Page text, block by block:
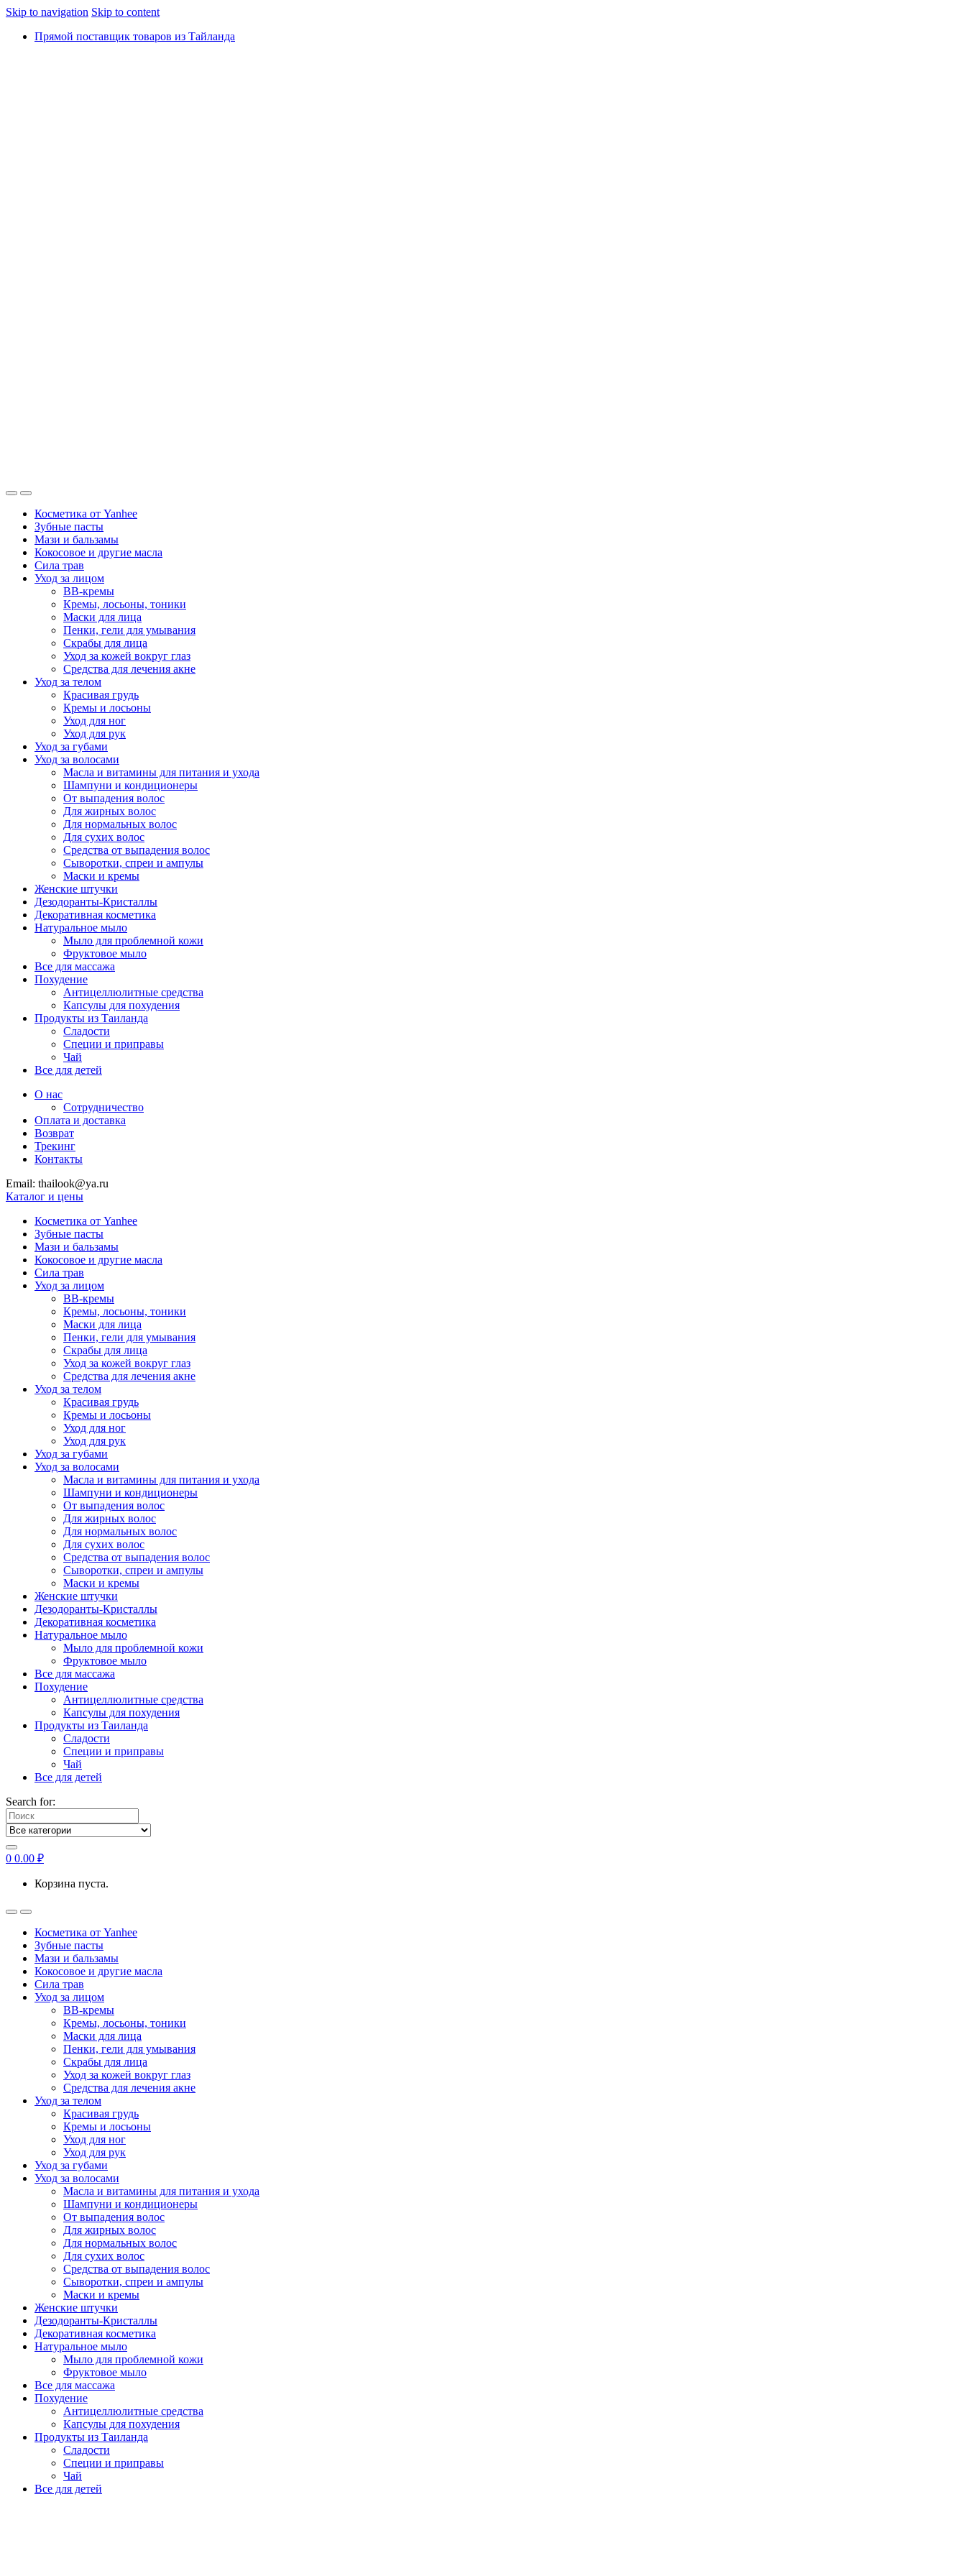
Skip to navigation Skip to content
Прямой поставщик товаров из Тайланда
Косметика от Yanhee
Зубные пасты
Мази и бальзамы
Кокосовое и другие масла
Сила трав
Уход за лицом
BB-кремы
Кремы, лосьоны, тоники
Маски для лица
Пенки, гели для умывания
Скрабы для лица
Уход за кожей вокруг глаз
Средства для лечения акне
Уход за телом
Красивая грудь
Кремы и лосьоны
Уход для ног
Уход для рук
Уход за губами
Уход за волосами
Масла и витамины для питания и ухода
Шампуни и кондиционеры
От выпадения волос
Для жирных волос
Для нормальных волос
Для сухих волос
Средства от выпадения волос
Сыворотки, спреи и ампулы
Маски и кремы
Женские штучки
Дезодоранты-Кристаллы
Декоративная косметика
Натуральное мыло
Мыло для проблемной кожи
Фруктовое мыло
Все для массажа
Похудение
Антицеллюлитные средства
Капсулы для похудения
Продукты из Таиланда
Сладости
Специи и приправы
Чай
Все для детей
О нас
Сотрудничество
Оплата и доставка
Возврат
Трекинг
Контакты
Email: thailook@ya.ru
Каталог и цены
Косметика от Yanhee
Зубные пасты
Мази и бальзамы
Кокосовое и другие масла
Сила трав
Уход за лицом
BB-кремы
Кремы, лосьоны, тоники
Маски для лица
Пенки, гели для умывания
Скрабы для лица
Уход за кожей вокруг глаз
Средства для лечения акне
Уход за телом
Красивая грудь
Кремы и лосьоны
Уход для ног
Уход для рук
Уход за губами
Уход за волосами
Масла и витамины для питания и ухода
Шампуни и кондиционеры
От выпадения волос
Для жирных волос
Для нормальных волос
Для сухих волос
Средства от выпадения волос
Сыворотки, спреи и ампулы
Маски и кремы
Женские штучки
Дезодоранты-Кристаллы
Декоративная косметика
Натуральное мыло
Мыло для проблемной кожи
Фруктовое мыло
Все для массажа
Похудение
Антицеллюлитные средства
Капсулы для похудения
Продукты из Таиланда
Сладости
Специи и приправы
Чай
Все для детей
Search for:
0 0.00 ₽
Корзина пуста.
Косметика от Yanhee
Зубные пасты
Мази и бальзамы
Кокосовое и другие масла
Сила трав
Уход за лицом
BB-кремы
Кремы, лосьоны, тоники
Маски для лица
Пенки, гели для умывания
Скрабы для лица
Уход за кожей вокруг глаз
Средства для лечения акне
Уход за телом
Красивая грудь
Кремы и лосьоны
Уход для ног
Уход для рук
Уход за губами
Уход за волосами
Масла и витамины для питания и ухода
Шампуни и кондиционеры
От выпадения волос
Для жирных волос
Для нормальных волос
Для сухих волос
Средства от выпадения волос
Сыворотки, спреи и ампулы
Маски и кремы
Женские штучки
Дезодоранты-Кристаллы
Декоративная косметика
Натуральное мыло
Мыло для проблемной кожи
Фруктовое мыло
Все для массажа
Похудение
Антицеллюлитные средства
Капсулы для похудения
Продукты из Таиланда
Сладости
Специи и приправы
Чай
Все для детей